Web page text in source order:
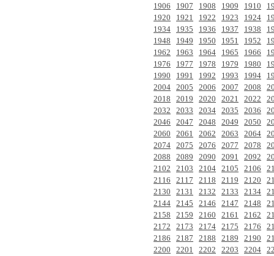
1906
1907 1908 1909 1910
1920
1921 1922 1923 1924
1934
1935 1936 1937 1938
1948
1949 1950 1951 1952
1962
1963 1964 1965 1966
1976
1977 1978 1979 1980
1990
1991 1992 1993 1994
2004 2005 2006 2007 2008
2018
2019 2020 2021 2022
2032
2033 2034 2035 2036
2046
2047 2048 2049 2050
2060
2061 2062 2063 2064
2074 2075 2076 2077 2078
2088
2089 2090 2091 2092
2102
2103 2104 2105 2106
2116
2117 2118 2119 2120
2130
2131 2132 2133 2134
2144 2145 2146 2147 2148
2158
2159 2160 2161 2162
2172
2173 2174 2175 2176
2186
2187 2188 2189 2190
2200
2201 2202 2203 2204